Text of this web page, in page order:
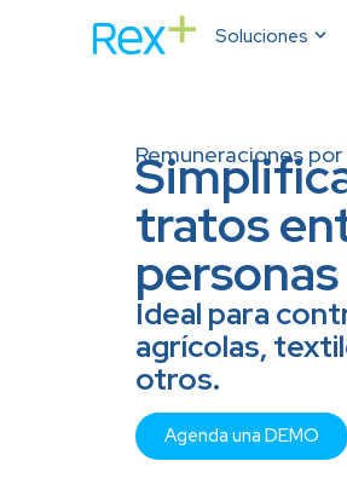
Soluciones
Remuneraciones
tratos
personas
Ideal para
agrícolas,
otros.
Agenda una DEMO